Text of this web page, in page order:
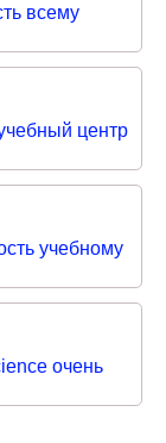
всему
центр
учебному
очень